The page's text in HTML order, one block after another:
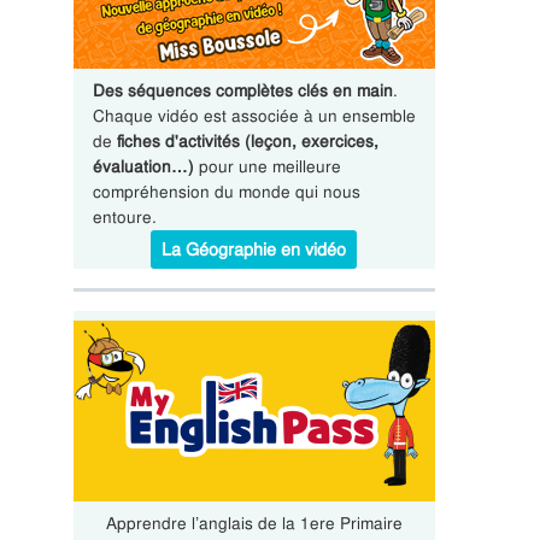
Des séquences complètes clés en main.
Chaque vidéo est associée à un ensemble
de fiches d'activités (leçon, exercices,
évaluation…) pour une meilleure
compréhension du monde qui nous
entoure.
La Géographie en vidéo
Apprendre l’anglais de la 1ere Primaire